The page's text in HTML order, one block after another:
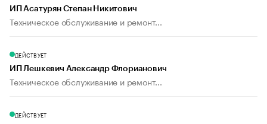
ИП Асатурян Степан Никитович
Техническое обслуживание и ремонт...
ДЕЙСТВУЕТ
ИП Лешкевич Александр Флорианович
Техническое обслуживание и ремонт...
ДЕЙСТВУЕТ